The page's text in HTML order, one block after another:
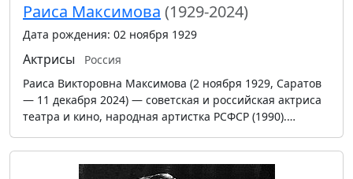
Раиса Максимова (1929-2024)
Дата рождения: 02 ноября 1929
Актрисы
Россия
Раиса Викторовна Максимова (2 ноября 1929, Саратов
— 11 декабря 2024) — советская и российская актриса
театра и кино, народная артистка РСФСР (1990).…